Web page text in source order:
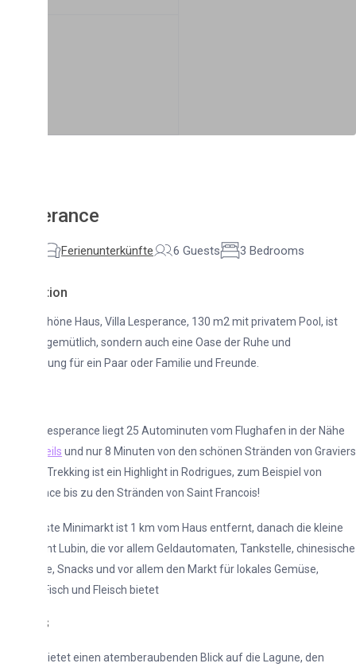
Ferienunterkünfte 6 Guests 3 Bedrooms
Haus, Villa Lesperance, 130 m2 mit privatem Pool, ist
sondern auch eine Oase der Ruhe und
für ein Paar oder Familie und Freunde.
liegt 25 Autominuten vom Flughafen in der Nähe
und nur 8 Minuten von den schönen Stränden von Graviers
ist ein Highlight in Rodrigues, zum Beispiel von
bis zu den Stränden von Saint Francois!
Minimarkt ist 1 km vom Haus entfernt, danach die kleine
Lubin, die vor allem Geldautomaten, Tankstelle, chinesische
Snacks und vor allem den Markt für lokales Gemüse,
und Fleisch bietet
einen atemberaubenden Blick auf die Lagune, den